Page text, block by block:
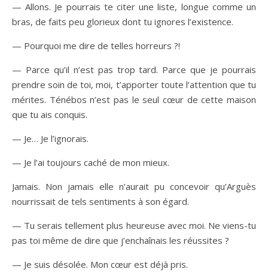
— Allons. Je pourrais te citer une liste, longue comme un
bras, de faits peu glorieux dont tu ignores l’existence.
— Pourquoi me dire de telles horreurs ?!
— Parce qu’il n’est pas trop tard. Parce que je pourrais
prendre soin de toi, moi, t’apporter toute l’attention que tu
mérites. Ténébos n’est pas le seul cœur de cette maison
que tu ais conquis.
— Je… Je l’ignorais.
— Je l’ai toujours caché de mon mieux.
Jamais. Non jamais elle n’aurait pu concevoir qu’Arguès
nourrissait de tels sentiments à son égard.
— Tu serais tellement plus heureuse avec moi. Ne viens-tu
pas toi même de dire que j’enchaînais les réussites ?
— Je suis désolée. Mon cœur est déjà pris.